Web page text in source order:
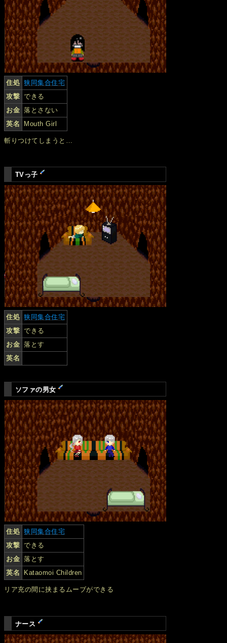
住処 狭同集合住宅
攻撃 できる
お金 落とさない
英名
Mouth Girl
斬りつけてしまうと…
TVっ子
住処 狭同集合住宅
攻撃 できる
お金 落とす
英名
ソファの男女
住処 狭同集合住宅
攻撃 できる
お金 落とす
英名
Kataomoi Children
リア充の間に挟まるムーブができる
ナース